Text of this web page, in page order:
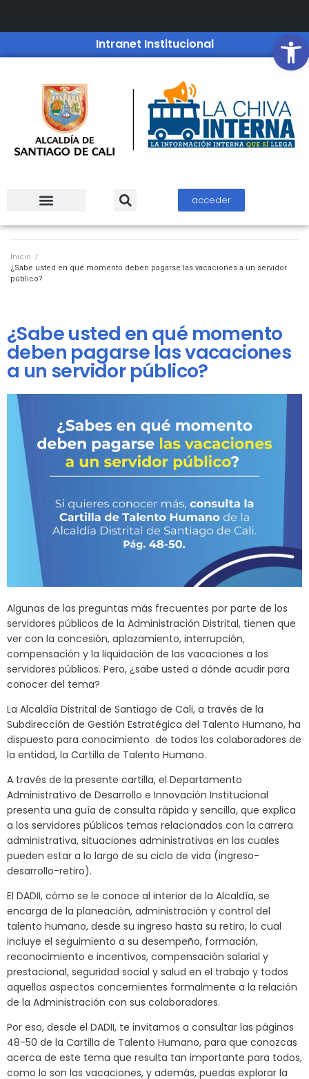
Intranet Institucional
acceder
Inicio /
¿Sabe usted en qué momento deben pagarse las vacaciones a un servidor
público?
¿Sabe usted en qué momento
deben pagarse las vacaciones
a un servidor público?
Algunas de las preguntas más frecuentes por parte de los
servidores públicos de la Administración Distrital, tienen que
ver con la concesión, aplazamiento, interrupción,
compensación y la liquidación de las vacaciones a los
servidores públicos. Pero, ¿sabe usted a dónde acudir para
conocer del tema?
La Alcaldía Distrital de Santiago de Cali, a través de la
Subdirección de Gestión Estratégica del Talento Humano, ha
dispuesto para conocimiento de todos los colaboradores de
la entidad, la Cartilla de Talento Humano.
A través de la presente cartilla, el Departamento
Administrativo de Desarrollo e Innovación Institucional
presenta una guía de consulta rápida y sencilla, que explica
a los servidores públicos temas relacionados con la carrera
administrativa, situaciones administrativas en las cuales
pueden estar a lo largo de su ciclo de vida (ingreso-
desarrollo-retiro).
El DADII, cómo se le conoce al interior de la Alcaldía, se
encarga de la planeación, administración y control del
talento humano, desde su ingreso hasta su retiro, lo cual
incluye el seguimiento a su desempeño, formación,
reconocimiento e incentivos, compensación salarial y
prestacional, seguridad social y salud en el trabajo y todos
aquellos aspectos concernientes formalmente a la relación
de la Administración con sus colaboradores.
Por eso, desde el DADII, te invitamos a consultar las páginas
48-50 de la Cartilla de Talento Humano, para que conozcas
acerca de este tema que resulta tan importante para todos,
como lo son las vacaciones, y además, puedas explorar la